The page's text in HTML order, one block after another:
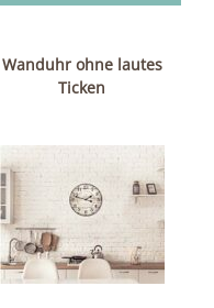
Wanduhr ohne lautes
Ticken